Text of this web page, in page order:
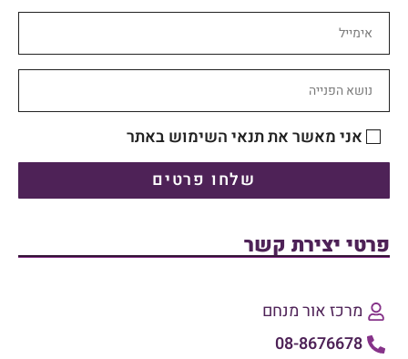
אני מאשר את תנאי השימוש באתר
שלחו פרטים
פרטי יצירת קשר
מרכז אור מנחם
08-8676678